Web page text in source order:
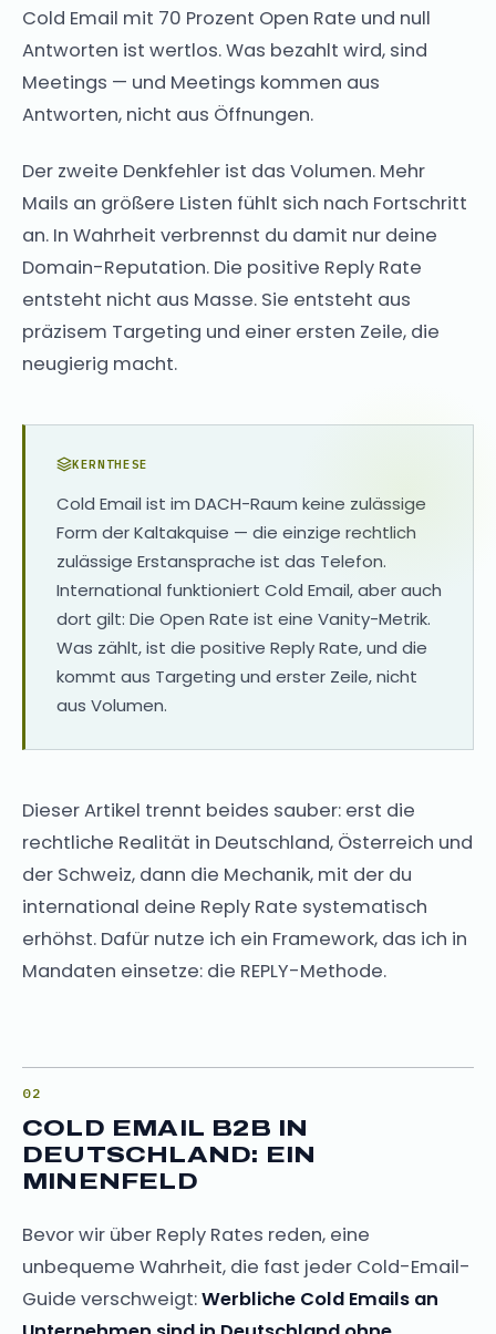
Cold Email mit 70 Prozent Open Rate und null
Antworten ist wertlos. Was bezahlt wird, sind
Meetings — und Meetings kommen aus
Antworten, nicht aus Öffnungen.
Der zweite Denkfehler ist das Volumen. Mehr
Mails an größere Listen fühlt sich nach Fortschritt
an. In Wahrheit verbrennst du damit nur deine
Domain-Reputation. Die positive Reply Rate
entsteht nicht aus Masse. Sie entsteht aus
präzisem Targeting und einer ersten Zeile, die
neugierig macht.
KERNTHESE
Cold Email ist im DACH-Raum keine zulässige
Form der Kaltakquise — die einzige rechtlich
zulässige Erstansprache ist das Telefon.
International funktioniert Cold Email, aber auch
dort gilt: Die Open Rate ist eine Vanity-Metrik.
Was zählt, ist die positive Reply Rate, und die
kommt aus Targeting und erster Zeile, nicht
aus Volumen.
Dieser Artikel trennt beides sauber: erst die
rechtliche Realität in Deutschland, Österreich und
der Schweiz, dann die Mechanik, mit der du
international deine Reply Rate systematisch
erhöhst. Dafür nutze ich ein Framework, das ich in
Mandaten einsetze: die REPLY-Methode.
COLD EMAIL B2B IN
DEUTSCHLAND: EIN
MINENFELD
Bevor wir über Reply Rates reden, eine
unbequeme Wahrheit, die fast jeder Cold-Email-
Guide verschweigt:Werbliche Cold Emails an